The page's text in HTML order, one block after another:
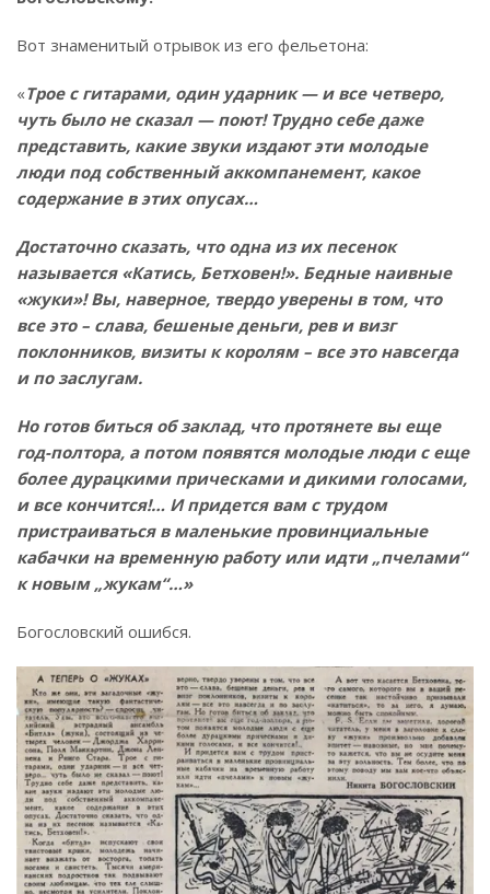
Вот знаменитый отрывок из его фельетона:
«Трое с гитарами, один ударник — и все четверо,
чуть было не сказал — поют! Трудно себе даже
представить, какие звуки издают эти молодые
люди под собственный аккомпанемент, какое
содержание в этих опусах…
Достаточно сказать, что одна из их песенок
называется «Катись, Бетховен!». Бедные наивные
«жуки»! Вы, наверное, твердо уверены в том, что
все это – слава, бешеные деньги, рев и визг
поклонников, визиты к королям – все это навсегда
и по заслугам.
Но готов биться об заклад, что протянете вы еще
год-полтора, а потом появятся молодые люди с еще
более дурацкими прическами и дикими голосами,
и все кончится!… И придется вам с трудом
пристраиваться в маленькие провинциальные
кабачки на временную работу или идти „пчелами“
к новым „жукам“…»
Богословский ошибся.